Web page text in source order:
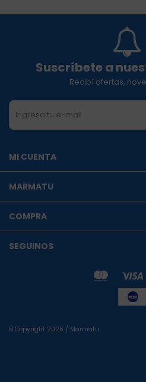
Suscríbete a
Recibí ofertas,
MI CUENTA
MARMATU
COMPRA
SEGUINOS
© Copyright 2026 / Marmatu